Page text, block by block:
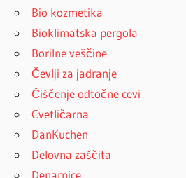
Bio kozmetika
Bioklimatska pergola
Borilne veščine
Čevlji za jadranje
Čiščenje odtočne cevi
Cvetličarna
DanKuchen
Delovna zaščita
Denarnice